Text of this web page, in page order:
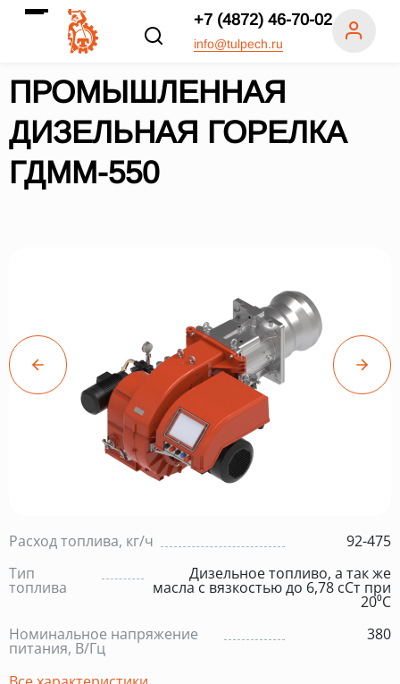
+7 (4872) 46-70-02
info@tulpech.ru
ПРОМЫШЛЕННАЯ
ДИЗЕЛЬНАЯ ГОРЕЛКА
ГДММ-550
Расход топлива, кг/ч
92-475
Тип
топлива
Дизельное топливо, а так же
масла с вязкостью до 6,78 сСт при
20⁰С
Номинальное напряжение
питания, В/Гц
380